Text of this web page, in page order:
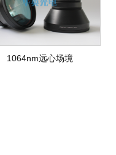
1064nm远心场境